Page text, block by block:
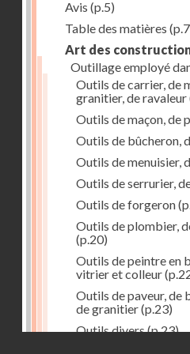
Avis (p.5)
Table des matières
Art des
Outillage employé
Outils de carrier, de
granitier, de ravaleur
Outils de maçon, de
Outils de bûcheron,
Outils de menuisier,
Outils de serrurier,
Outils de forgeron
Outils de plombier,
(p.20)
Outils de peintre en
vitrier et colleur
Outils de paveur, de
de granitier(p.23)
Outils divers(p.23)